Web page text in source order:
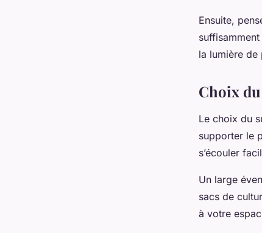
Ensuite,
la lumière de
Choix
Le choix du
supporter le
s’écouler
Un large
sacs de
à votre